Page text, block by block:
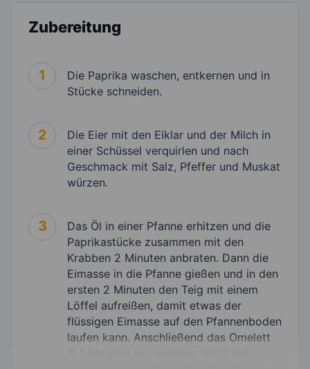
Zubereitung
1
Die Paprika waschen, entkernen und in
Stücke schneiden.
2
Die Eier mit den Eiklar und der Milch in
einer Schüssel verquirlen und nach
Geschmack mit Salz, Pfeffer und Muskat
würzen.
3
Das Öl in einer Pfanne erhitzen und die
Paprikastücke zusammen mit den
Krabben 2 Minuten anbraten. Dann die
Eimasse in die Pfanne gießen und in den
ersten 2 Minuten den Teig mit einem
Löffel aufreißen, damit etwas der
flüssigen Eimasse auf den Pfannenboden
laufen kann. Anschließend das Omelett